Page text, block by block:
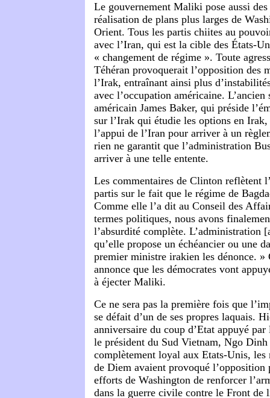
Le gouvernement Maliki pose aussi
réalisation de plans plus larges de
Orient. Tous les partis chiites au
avec l’Iran, qui est la cible des États-
« changement de régime ». Toute
Téhéran provoquerait l’opposition des
l’Irak, entraînant ainsi plus
avec l’occupation américaine. L’ancien
américain James Baker, qui préside
sur l’Irak qui étudie les options en Irak,
l’appui de l’Iran pour arriver à un
rien ne garantit que l’administration
arriver à une telle entente.
Les commentaires de Clinton reflètent
partis sur le fait que le régime de
Comme elle l’a dit au Conseil des
termes politiques, nous avons
l’absurdité complète. L’administration
qu’elle propose un échéancier ou une
premier ministre irakien les dénonce. »
annonce que les démocrates vont
à éjecter Maliki.
Ce ne sera pas la première fois que
se défait d’un de ses propres laquais.
anniversaire du coup d’Etat appuyé
le président du Sud Vietnam, Ngo
complètement loyal aux Etats-Unis, les
de Diem avaient provoqué l’opposition
efforts de Washington de renforcer
dans la guerre civile contre le Front de